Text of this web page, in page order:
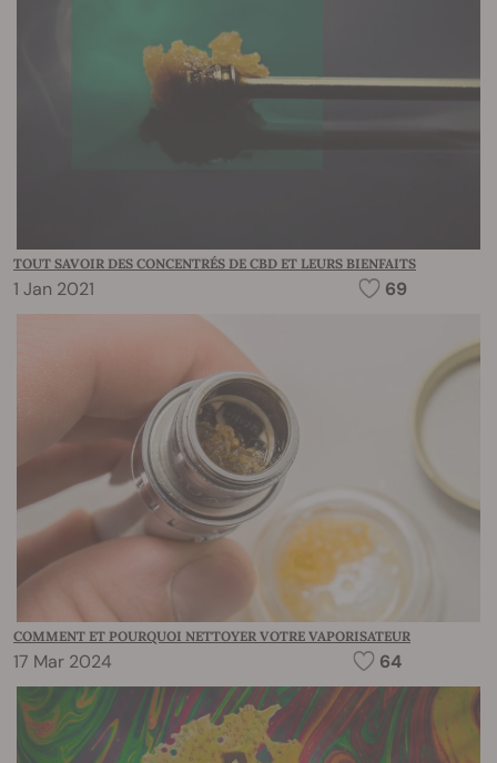
TOUT SAVOIR DES CONCENTRÉS DE CBD ET LEURS BIENFAITS
1 Jan 2021 69
COMMENT ET POURQUOI NETTOYER VOTRE VAPORISATEUR
17 Mar 2024 64